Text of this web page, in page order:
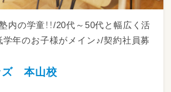
の学童！！/20代～50代と幅広く活
学年のお子様がメイン♪/契約社員募
ズ 本山校